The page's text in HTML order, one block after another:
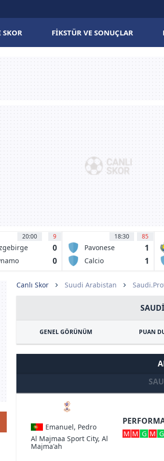
SKOR FIKSTÜR VE SONUÇLAR
20:00 9
0
0
18:30 85
Pavonese 1
Calcio
1
Canlı Skor Suudi Arabistan
GENEL GÖRÜNÜM PUAN
Emanuel, Pedro
Al Majmaa Sport City, Al
Majma'ah
M M G M G